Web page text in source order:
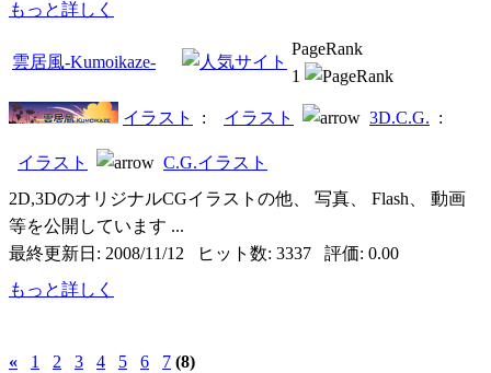
もっと詳しく
雲居風-Kumoikaze-
PageRank
1
イラスト : イラスト 3D.C.G. :
イラスト
C.G.イラスト
2D,3DのオリジナルCGイラストの他、 写真、 Flash、 動画
等を公開しています ...
最終更新日: 2008/11/12 ヒット数: 3337 評価: 0.00
もっと詳しく
« 1 2 3 4 5 6 7 (8)